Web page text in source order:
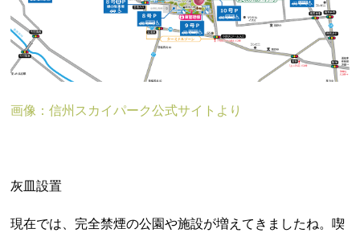
画像：信州スカイパーク公式サイトより
灰皿設置
現在では、完全禁煙の公園や施設が増えてきましたね。喫